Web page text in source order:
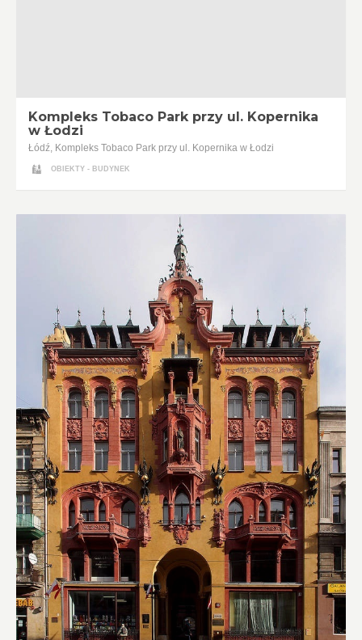
Kompleks Tobaco Park przy ul. Kopernika
w Łodzi
Łódź, Kompleks Tobaco Park przy ul. Kopernika w Łodzi
OBIEKTY - BUDYNEK